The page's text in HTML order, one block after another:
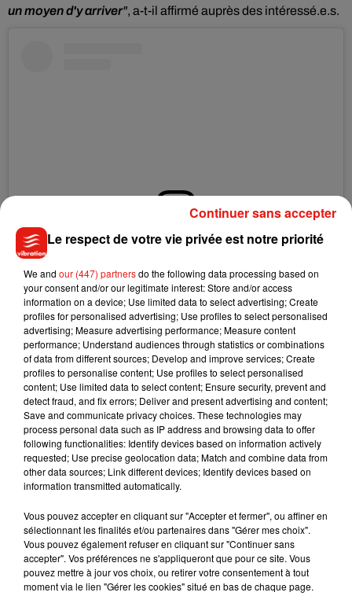
un moyen d'y arriver", a-t-il affirmé auprès des intéressé.e.s.
Voir cette publication sur Instagram
Une publication partagée par Guinness World Records (@guinnessworldrecords)
Bonne chance !
Musique
Benny Blanco invite Selena Gomez et
Becky G sur son nouveau single
4 août 2026
Tiny Desk invite Charlie Puth pour une
live session solaire
Le respect de votre vie privée est notre priorité
We and our (447) partnersdo the following data processing based on
your consent and/or our legitimate interest: Store and/or access
information on a device; Use limited data to select advertising; Create
profiles for personalised advertising; Use profiles to select personalised
advertising; Measure advertising performance; Measure content
performance; Understand audiences through statistics or combinations
of data from different sources; Develop and improve services; Create
profiles to personalise content; Use profiles to select personalised
content; Use limited data to select content; Ensure security, prevent and
detect fraud, and fix errors; Deliver and present advertising and content;
Save and communicate privacy choices. These technologies may
process personal data such as IP address and browsing data to offer
following functionalities: Identify devices based on information actively
requested; Use precise geolocation data; Match and combine data from
other data sources; Link different devices; Identify devices based on
information transmitted automatically.
Vous pouvez accepter en cliquant sur "Accepter et fermer", ou affiner en
sélectionnant les finalités et/ou partenaires dans "Gérer mes choix".
Vous pouvez également refuser en cliquant sur "Continuer sans
accepter". Vos préférences ne s'appliqueront que pour ce site. Vous
pouvez mettre à jour vos choix, ou retirer votre consentement à tout
moment via le lien "Gérer les cookies" situé en bas de chaque page.
Continuer sans accepter